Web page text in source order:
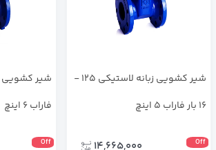
شير كشويي زبانه لاستيكي 125 -
16 بار فاراب 5 اینچ
Off
14,665,000
فاراب 6 اینچ
Off